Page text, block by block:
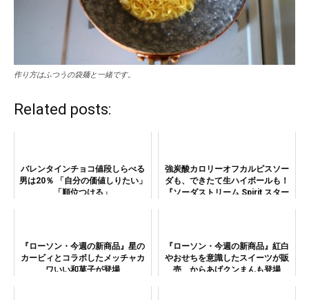
作り方はふつうの袋麺と一緒です。
Related posts:
バレンタインチョコ値段しらべる
男は20％ 「自分の価値しりたい」
「順位つける」
強炭酸カロリーオフカルピスソー
ダも、できたて生ハイボールも！
『ソーダストリーム Spirit スター
『ローソン・今週の新商品』星の
カービィとコラボしたメッチャカ
ワいい和菓子が登場
『ローソン・今週の新商品』紅白
やおせちを意識したスイーツが販
売 からあげクンまんも登場